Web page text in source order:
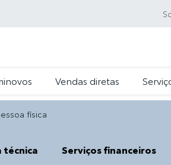
Vendas diretas
física
técnica Serviços financeiros